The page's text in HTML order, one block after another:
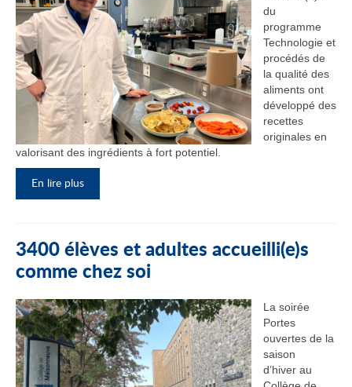
du
programme
Technologie et
procédés de
la qualité des
aliments ont
développé des
recettes
originales en
valorisant des ingrédients à fort potentiel.
En lire plus
3400 élèves et adultes accueilli(e)s
comme chez soi
La soirée
Portes
ouvertes de la
saison
d’hiver au